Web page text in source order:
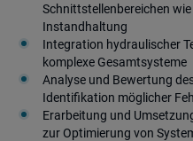
Schnittstellenbereichen
Instandhaltung
Integration hydraulischer
komplexe Gesamtsysteme
Analyse und Bewertung
Identifikation möglicher
Erarbeitung und
zur Optimierung von